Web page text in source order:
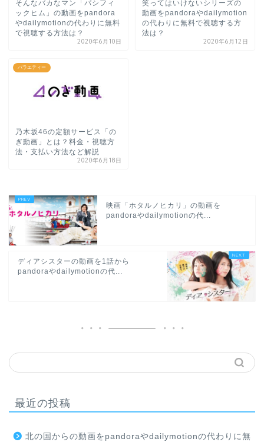
そんなバカなマン「パシフィ
ックヒム」の動画をpandora
やdailymotionの代わりに無料
で視聴する方法は？
2020年6月10日
笑ってはいけないシリーズの
動画をpandoraやdailymotion
の代わりに無料で視聴する方
法は？
2020年6月12日
バラエティー
乃木坂46の定額サービス「の
ぎ動画」とは？料金・視聴方
法・支払い方法など解説
2020年6月18日
映画「ホタルノヒカリ」の動画を
pandoraやdailymotionの代...
ディアシスターの動画を1話から
pandoraやdailymotionの代...
最近の投稿
北の国からの動画をpandoraやdailymotionの代わりに無